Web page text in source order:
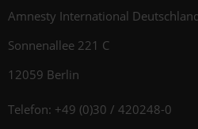
Amnesty International
Sonnenallee 221 C
12059 Berlin
Telefon: +49 (0)30 / 420248-0